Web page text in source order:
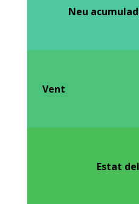
Neu
Vent
Estat